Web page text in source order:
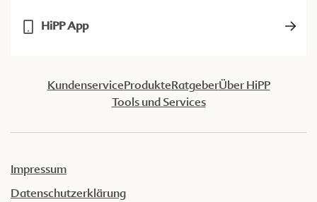
HiPP App
KundenserviceProdukteRatgeberÜber HiPP
Tools und Services
Impressum
Datenschutzerklärung